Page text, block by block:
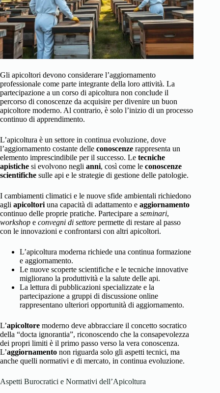
Gli apicoltori devono considerare l’aggiornamento
professionale come parte integrante della loro attività. La
partecipazione a un corso di apicoltura non conclude il
percorso di conoscenze da acquisire per divenire un buon
apicoltore moderno. Al contrario, è solo l’inizio di un processo
continuo di apprendimento.
L’apicoltura è un settore in continua evoluzione, dove
l’aggiornamento costante delle conoscenze rappresenta un
elemento imprescindibile per il successo. Le tecniche
apistiche si evolvono negli anni, così come le conoscenze
scientifiche sulle api e le strategie di gestione delle patologie.
I cambiamenti climatici e le nuove sfide ambientali richiedono
agli apicoltori una capacità di adattamento e aggiornamento
continuo delle proprie pratiche. Partecipare a seminari,
workshop e convegni di settore permette di restare al passo
con le innovazioni e confrontarsi con altri apicoltori.
L’apicoltura moderna richiede una continua formazione
e aggiornamento.
Le nuove scoperte scientifiche e le tecniche innovative
migliorano la produttività e la salute delle api.
La lettura di pubblicazioni specializzate e la
partecipazione a gruppi di discussione online
rappresentano ulteriori opportunità di aggiornamento.
L’apicoltore moderno deve abbracciare il concetto socratico
della “docta ignorantia”, riconoscendo che la consapevolezza
dei propri limiti è il primo passo verso la vera conoscenza.
L’aggiornamento non riguarda solo gli aspetti tecnici, ma
anche quelli normativi e di mercato, in continua evoluzione.
Aspetti Burocratici e Normativi dell’Apicoltura